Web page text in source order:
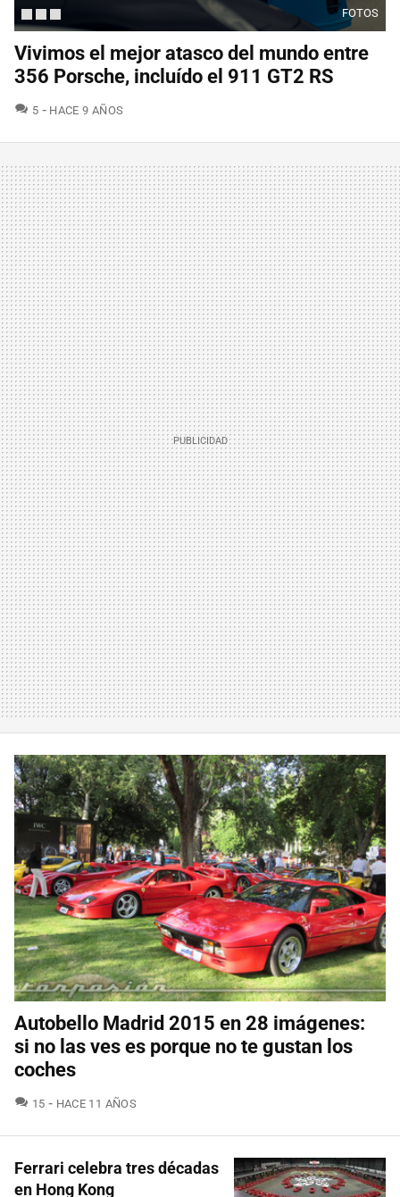
FOTOS
Vivimos el mejor atasco del mundo entre
356 Porsche, incluído el 911 GT2 RS
5 COMENTARIOS
HACE 9 AÑOS
Autobello Madrid 2015 en 28 imágenes:
si no las ves es porque no te gustan los
coches
15 COMENTARIOS
HACE 11 AÑOS
Ferrari celebra tres décadas
en Hong Kong